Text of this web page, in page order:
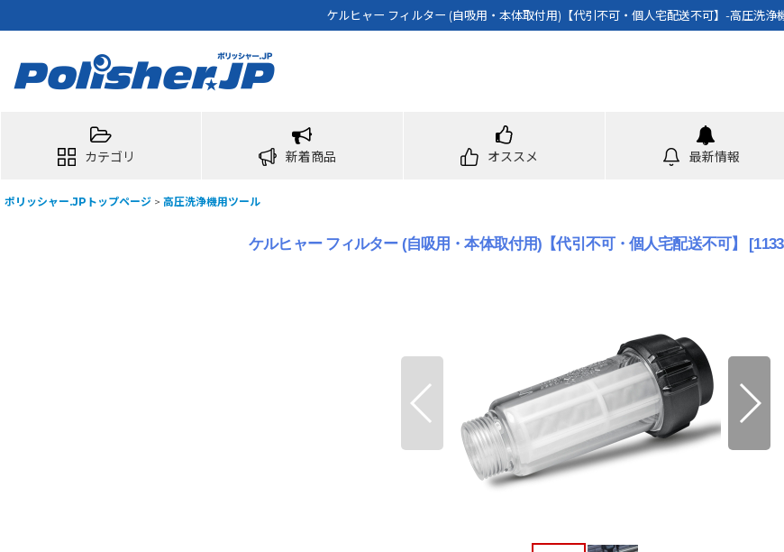
ケルヒャー フィルター (自吸用・本体取付用)【代引不可・個人宅配送不可】-高圧洗浄
カテゴリ 新着商品 オススメ 最新情報
ポリッシャー.JPトップページ > 高圧洗浄機用ツール
ケルヒャー フィルター (自吸用・本体取付用)【代引不可・個人宅配送不可】 [